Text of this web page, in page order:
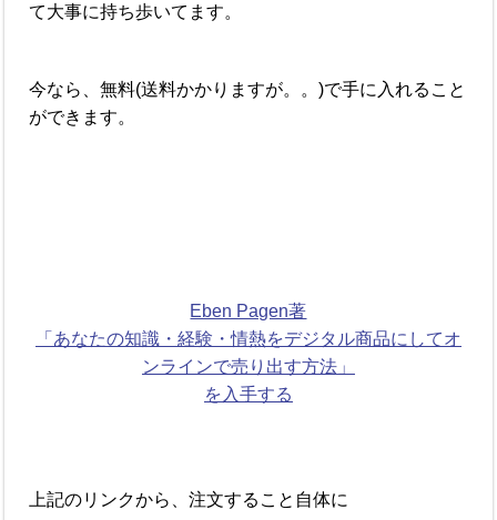
て大事に持ち歩いてます。
今なら、無料(送料かかりますが。。)で手に入れること
ができます。
Eben Pagen著
「あなたの知識・経験・情熱をデジタル商品にしてオ
ンラインで売り出す方法」
を入手する
上記のリンクから、注文すること自体に